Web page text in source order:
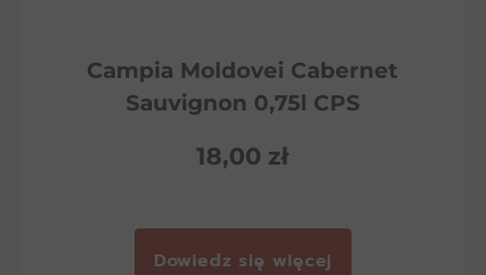
Campia Moldovei Cabernet
Sauvignon 0,75l CPS
18,00 zł
Dowiedz się więcej